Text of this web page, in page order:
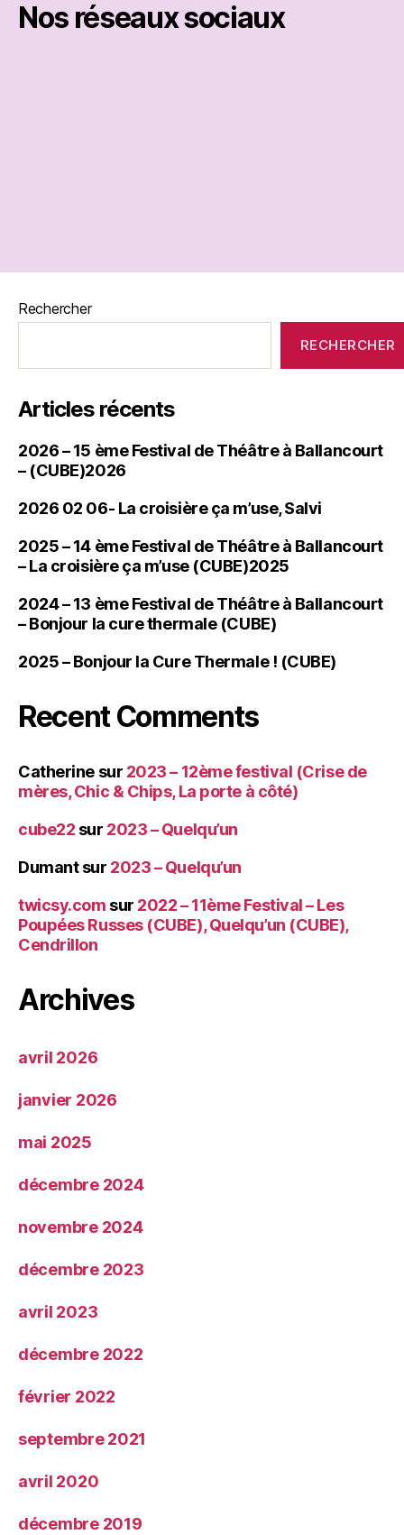
Nos réseaux sociaux
Rechercher
RECHERCHER
Articles récents
2026 – 15 ème Festival de Théâtre à Ballancourt
– (CUBE)2026
2026 02 06- La croisière ça m’use, Salvi
2025 – 14 ème Festival de Théâtre à Ballancourt
– La croisière ça m’use (CUBE)2025
2024 – 13 ème Festival de Théâtre à Ballancourt
– Bonjour la cure thermale (CUBE)
2025 – Bonjour la Cure Thermale ! (CUBE)
Recent Comments
Catherinesur 2023 – 12ème festival (Crise de
mères, Chic & Chips, La porte à côté)
cube22 sur 2023 – Quelqu’un
Dumantsur 2023 – Quelqu’un
twicsy.com sur 2022 – 11ème Festival – Les
Poupées Russes (CUBE), Quelqu’un (CUBE),
Cendrillon
Archives
avril 2026
janvier 2026
mai 2025
décembre 2024
novembre 2024
décembre 2023
avril 2023
décembre 2022
février 2022
septembre 2021
avril 2020
décembre 2019